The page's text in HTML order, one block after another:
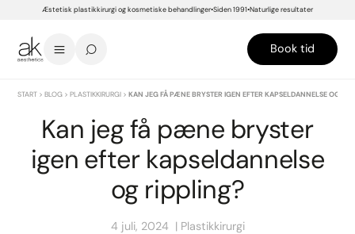
Æstetisk plastikkirurgi og kosmetiske behandlinger Siden 1991 Naturlige resultater
Book tid
START >BLOG >PLASTIKKIRURGI >KAN JEG FÅ PÆNE BRYSTER IGEN EFTER KAPSELDANNELSE OG
Kan jeg få pæne bryster
igen efter kapseldannelse
og rippling?
4 juli, 2024 Plastikkirurgi